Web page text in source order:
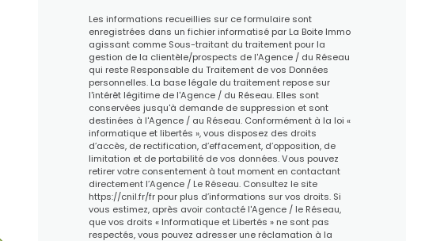
Les informations recueillies sur ce formulaire sont
enregistrées dans un fichier informatisé par La Boite Immo
agissant comme Sous-traitant du traitement pour la
gestion de la clientèle/prospects de l'Agence / du Réseau
qui reste Responsable du Traitement de vos Données
personnelles. La base légale du traitement repose sur
l'intérêt légitime de l'Agence / du Réseau. Elles sont
conservées jusqu'à demande de suppression et sont
destinées à l'Agence / au Réseau. Conformément à la loi «
informatique et libertés », vous disposez des droits
d’accès, de rectification, d’effacement, d’opposition, de
limitation et de portabilité de vos données. Vous pouvez
retirer votre consentement à tout moment en contactant
directement l’Agence / Le Réseau. Consultez le site
https://cnil.fr/frpour plus d’informations sur vos droits. Si
vous estimez, après avoir contacté l'Agence / le Réseau,
que vos droits « Informatique et Libertés » ne sont pas
respectés, vous pouvez adresser une réclamation à la